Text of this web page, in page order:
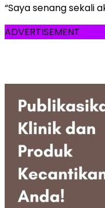
“Saya senang sekali
ADVERTISEMENT